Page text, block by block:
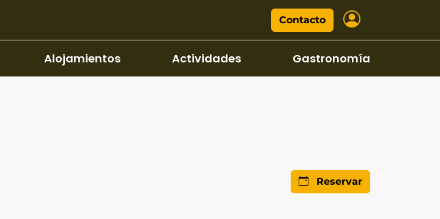
Contacto
Alojamientos Actividades Gastronomía
Reservar